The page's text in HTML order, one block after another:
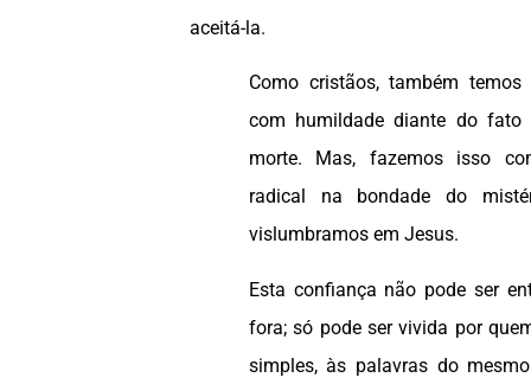
aceitá-la.
Como cristãos, também
com humildade diante do fato
morte. Mas, fazemos isso
radical na bondade do
vislumbramos em Jesus.
Esta confiança não pode ser
fora; só pode ser vivida por
simples, às palavras do